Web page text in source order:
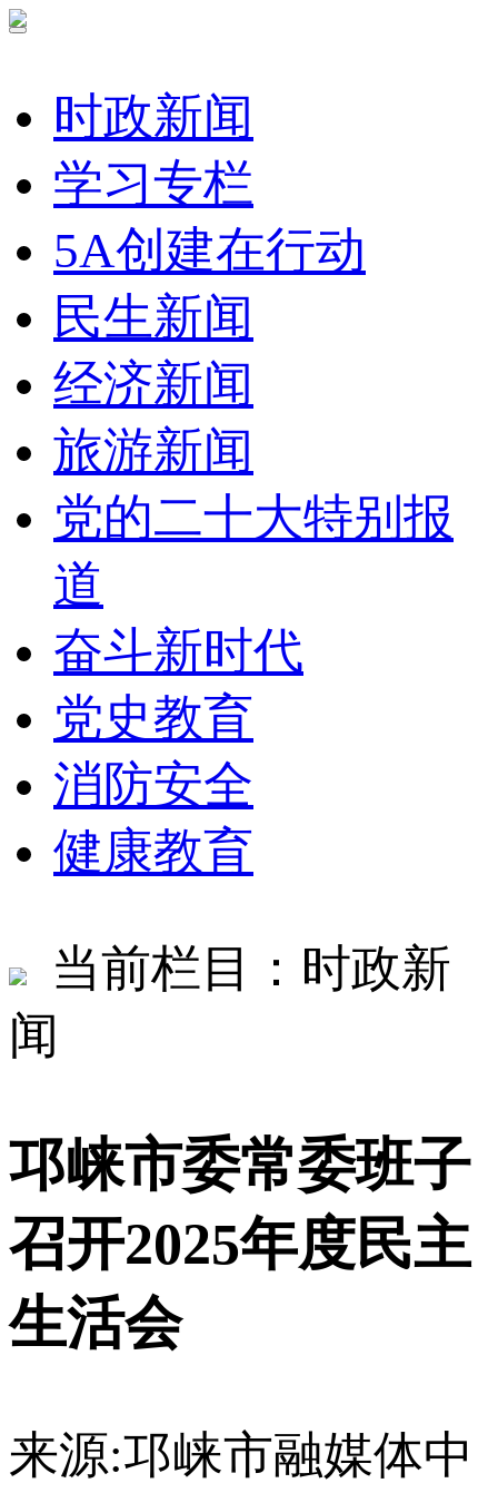
时政新闻
学习专栏
5A创建在行动
民生新闻
经济新闻
旅游新闻
党的二十大特别报
道
奋斗新时代
党史教育
消防安全
健康教育
当前栏目：时政新
闻
邛崃市委常委班子
召开2025年度民主
生活会
来源:邛崃市融媒体中